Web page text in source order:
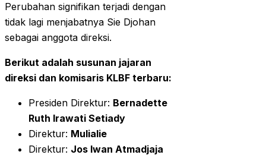
Perubahan signifikan terjadi dengan
tidak lagi menjabatnya Sie Djohan
sebagai anggota direksi.
Berikut adalah susunan jajaran
direksi dan komisaris KLBF terbaru:
Presiden Direktur: Bernadette
Ruth Irawati Setiady
Direktur: Mulialie
Direktur: Jos Iwan Atmadjaja